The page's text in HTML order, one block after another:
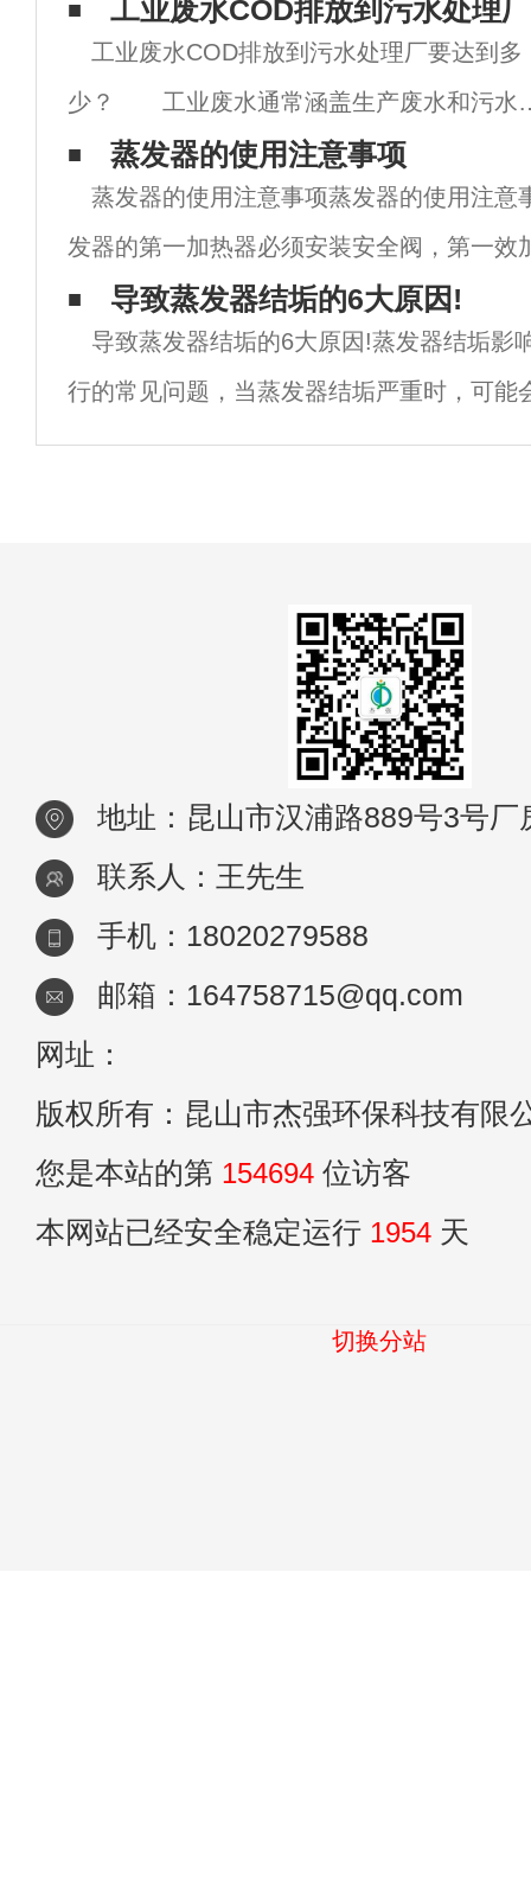
工业废水COD排放到污水处理
工业废水COD排放到污水处理厂要达到多
少？ 工业废水通常涵盖生产废水和污水
生产，是指工业生产过程中的废水和废水，
括工业生产材料、中间产品、副产品和污染
的损失。通常来说城市废水排入标准指的是
地
蒸发器的使用注意事项
蒸发器的使用注意事项蒸发器的使用注意
发器的第一加热器必须安装安全阀，第一效
压力不得超过0.01Mpa。应经常检查安全阀
麻痹大意。2、在任何情况下停车都要关闭蒸
导致蒸发器结垢的6大原因!
导致蒸发器结垢的6大原因!蒸发器结垢影
行的常见问题，当蒸发器结垢严重时，可能
机，无法运行。那么导致蒸发器结垢的原因
地址：昆山市汉浦路889号3号厂
联系人：王先生
手机：18020279588
邮箱：164758715@qq.com
网址：
版权所有：昆山市杰强环保科技有限
您是本站的第 154694 位访客
本网站已经安全稳定运行 1954 天
切换分站